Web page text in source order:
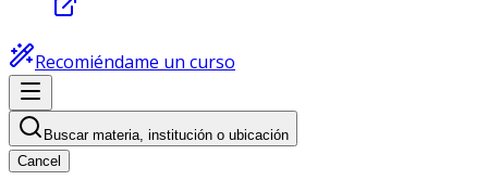
Recomiéndame un curso
Buscar materia, institución o ubicación
Cancel